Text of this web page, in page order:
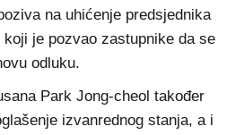
na uhićenje predsjednika
je pozvao zastupnike da se
odluku.
Park Jong-cheol također
izvanrednog stanja, a i